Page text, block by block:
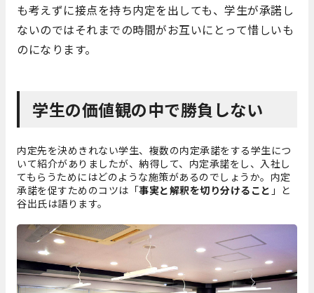
も考えずに接点を持ち内定を出しても、学生が承諾し
ないのではそれまでの時間がお互いにとって惜しいも
のになります。
学生の価値観の中で勝負しない
内定先を決めきれない学生、複数の内定承諾をする学生につ
いて紹介がありましたが、納得して、内定承諾をし、入社し
てもらうためにはどのような施策があるのでしょうか。内定
承諾を促すためのコツは「事実と解釈を切り分けること 」と
谷出氏は語ります。